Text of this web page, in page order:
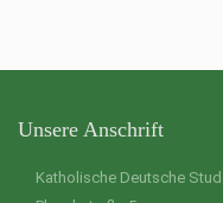
Unsere Anschrift
Katholische Deutsche